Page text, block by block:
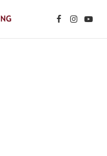
Facebook